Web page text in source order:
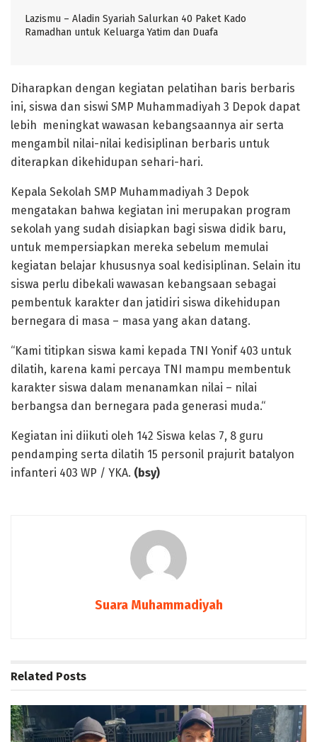
Lazismu – Aladin Syariah Salurkan 40 Paket Kado
Ramadhan untuk Keluarga Yatim dan Duafa
Diharapkan dengan kegiatan pelatihan baris berbaris
ini, siswa dan siswi SMP Muhammadiyah 3 Depok dapat
lebih meningkat wawasan kebangsaannya air serta
mengambil nilai-nilai kedisiplinan berbaris untuk
diterapkan dikehidupan sehari-hari.
Kepala Sekolah SMP Muhammadiyah 3 Depok
mengatakan bahwa kegiatan ini merupakan program
sekolah yang sudah disiapkan bagi siswa didik baru,
untuk mempersiapkan mereka sebelum memulai
kegiatan belajar khususnya soal kedisiplinan. Selain itu
siswa perlu dibekali wawasan kebangsaan sebagai
pembentuk karakter dan jatidiri siswa dikehidupan
bernegara di masa – masa yang akan datang.
“Kami titipkan siswa kami kepada TNI Yonif 403 untuk
dilatih, karena kami percaya TNI mampu membentuk
karakter siswa dalam menanamkan nilai – nilai
berbangsa dan bernegara pada generasi muda.“
Kegiatan ini diikuti oleh 142 Siswa kelas 7, 8 guru
pendamping serta dilatih 15 personil prajurit batalyon
infanteri 403 WP / YKA. (bsy)
Suara Muhammadiyah
Related Posts